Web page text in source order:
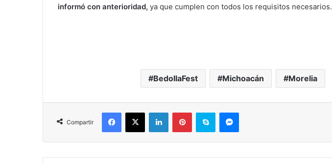
informó con anterioridad, ya que cumplen con todos los requisitos necesarios.
BedollaFest Michoacán Morelia
Compartir
Facebook
X LinkedInPinterestSkype Messenger